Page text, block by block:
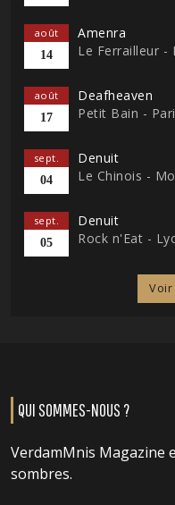
août
14
Amenra
Le Ferrailleur -
août
17
Deafheaven
Petit Bain -
sept.
04
Denuit
Le Chinois -
sept.
05
Denuit
Rock n'Eat -
Voir
QUI SOMMES-NOUS ?
VerdamMnis Magazine
sombres.